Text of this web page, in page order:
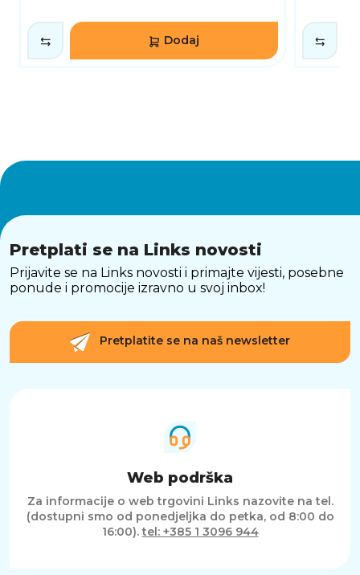
Dodaj
Pretplati se na Links novosti
Prijavite se na Links novosti i primajte vijesti, posebne
ponude i promocije izravno u svoj inbox!
Pretplatite se na naš newsletter
Web podrška
Za informacije o web trgovini Links nazovite na tel.
(dostupni smo od ponedjeljka do petka, od 8:00 do
16:00).tel: +385 1 3096 944